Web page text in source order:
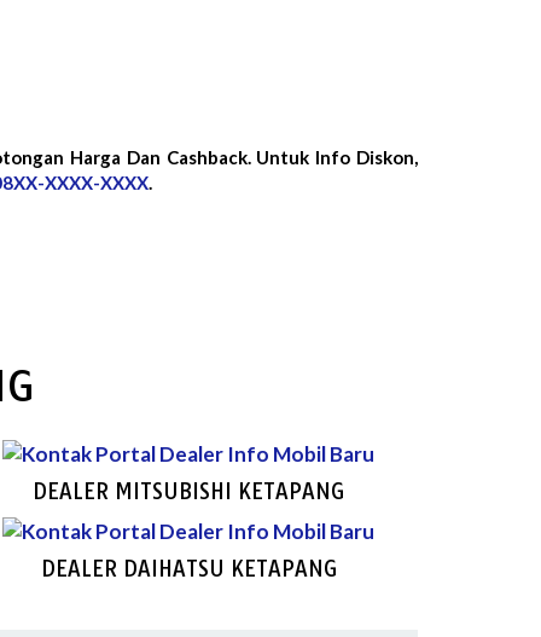
Harga Dan Cashback. Untuk Info Diskon,
XXXX-XXXX.
DEALER MITSUBISHI KETAPANG
DEALER DAIHATSU KETAPANG